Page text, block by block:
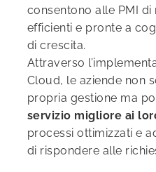
consentono alle PMI
efficienti e pronte a
di crescita.
Attraverso
Cloud, le aziende non
propria gestione ma
servizio migliore ai
processi ottimizzati e
di rispondere alle